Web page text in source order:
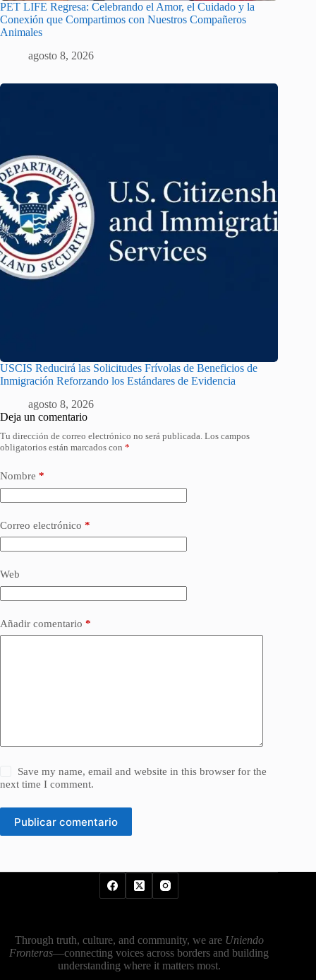
PET LIFE Regresa: Celebrando el Amor, el Cuidado y la
Conexión que Compartimos con Nuestros Compañeros
Animales
agosto 8, 2026
USCIS Reducirá las Solicitudes Frívolas de Beneficios de
Inmigración Reforzando los Estándares de Evidencia
agosto 8, 2026
Deja un comentario
Tu dirección de correo electrónico no será publicada. Los campos
obligatorios están marcados con *
Nombre *
Correo electrónico *
Web
Añadir comentario *
Save my name, email and website in this browser for the
next time I comment.
Publicar comentario
Through truth, culture, and community, we are Uniendo
Fronteras—connecting voices across borders and building
understanding where it matters most.